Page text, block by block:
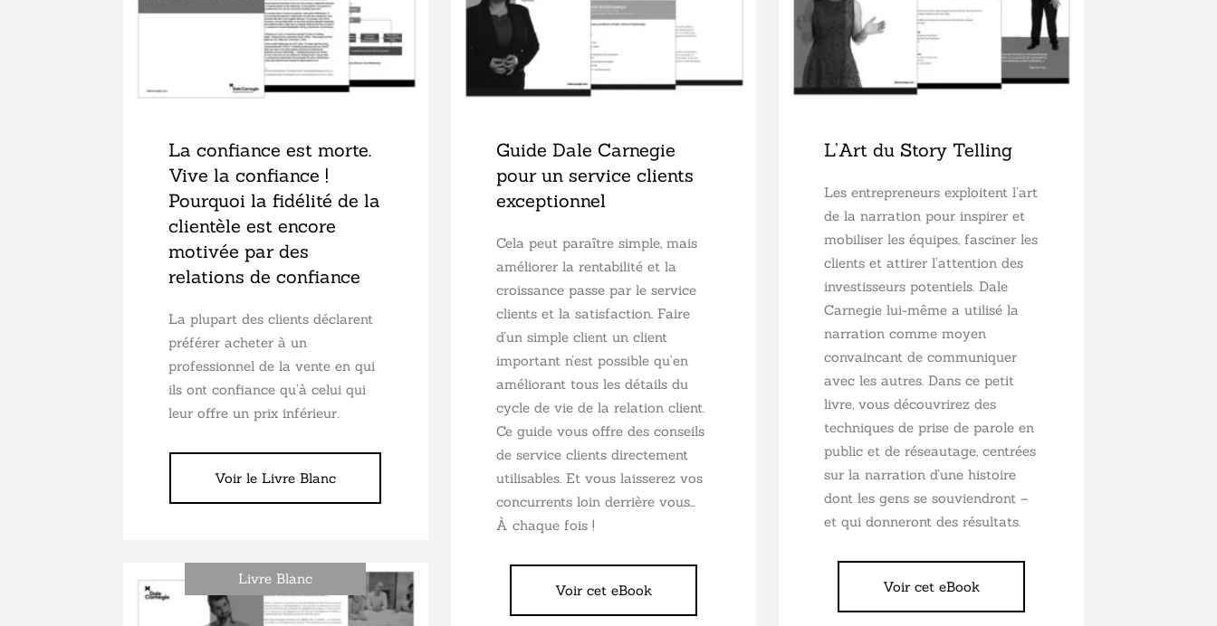
La confiance est morte.
Vive la confiance !
Pourquoi la fidélité de la
clientèle est encore
motivée par des
relations de confiance
La plupart des clients déclarent
préférer acheter à un
professionnel de la vente en qui
ils ont confiance qu’à celui qui
leur offre un prix inférieur.
Voir le Livre Blanc
Guide Dale Carnegie
pour un service clients
exceptionnel
Cela peut paraître simple, mais
améliorer la rentabilité et la
croissance passe par le service
clients et la satisfaction. Faire
d’un simple client un client
important n’est possible qu’en
améliorant tous les détails du
cycle de vie de la relation client.
Ce guide vous offre des conseils
de service clients directement
utilisables. Et vous laisserez vos
concurrents loin derrière vous…
À chaque fois !
Voir cet eBook
L’Art du Story Telling
Les entrepreneurs exploitent l’art
de la narration pour inspirer et
mobiliser les équipes, fasciner les
clients et attirer l’attention des
investisseurs potentiels. Dale
Carnegie lui-même a utilisé la
narration comme moyen
convaincant de communiquer
avec les autres. Dans ce petit
livre, vous découvrirez des
techniques de prise de parole en
public et de réseautage, centrées
sur la narration d’une histoire
dont les gens se souviendront –
et qui donneront des résultats.
Voir cet eBook
Livre Blanc